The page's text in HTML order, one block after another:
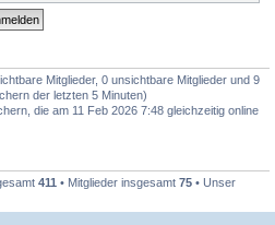
Mitglieder, 0 unsichtbare Mitglieder und 9
der letzten 5 Minuten)
die am 11 Feb 2026 7:48 gleichzeitig online
411 • Mitglieder insgesamt 75 • Unser